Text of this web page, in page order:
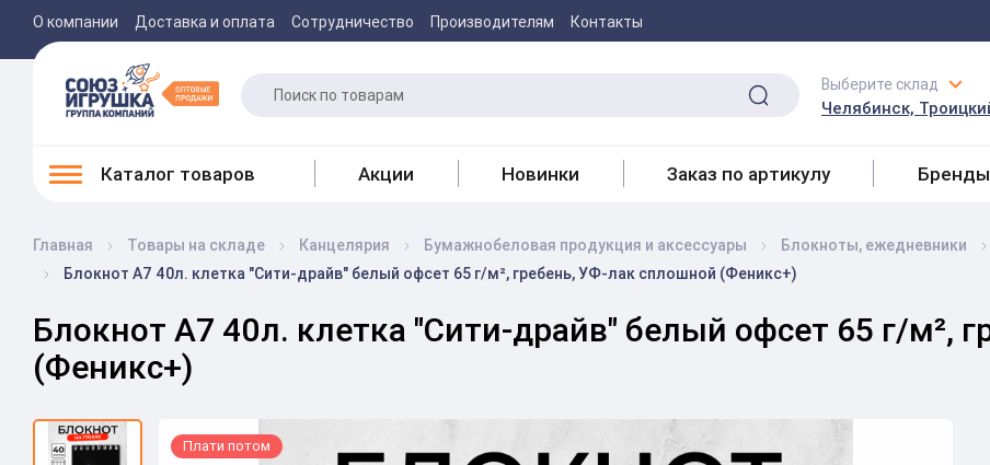
О компании Доставка и оплата Сотрудничество Производителям Контакты
Выберите склад
Челябинск,
Каталог товаров Акции Новинки Заказ по артикулу Бренды
Главная Товары на складе Канцелярия Бумажнобеловая продукция и аксесcуары Блокноты, ежедневники
Блокнот А7 40л. клетка "Сити-драйв" белый офсет 65 г/м², гребень, УФ-лак сплошной (Феникс+)
Блокнот А7 40л. клетка "Сити-драйв" белый офсет 65 г/м²,
(Феникс+)
Плати потом